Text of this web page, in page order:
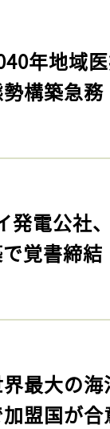
年地域
構築急務
発電公社
覚書締結
界最大の
盟国が合